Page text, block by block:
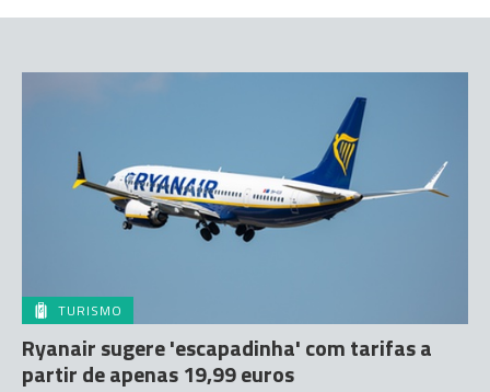
TURISMO
Ryanair sugere 'escapadinha' com tarifas a
partir de apenas 19,99 euros